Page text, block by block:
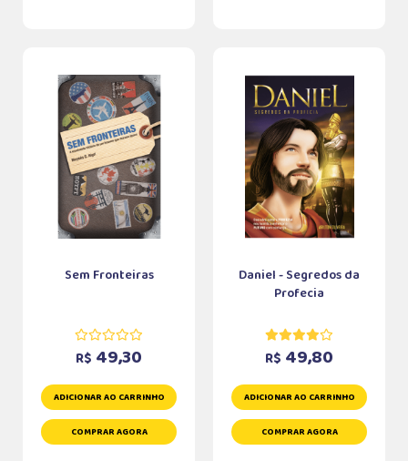
Sem Fronteiras
R$ 49,30
ADICIONAR AO CARRINHO
COMPRAR AGORA
Daniel - Segredos da
Profecia
R$ 49,80
ADICIONAR AO CARRINHO
COMPRAR AGORA